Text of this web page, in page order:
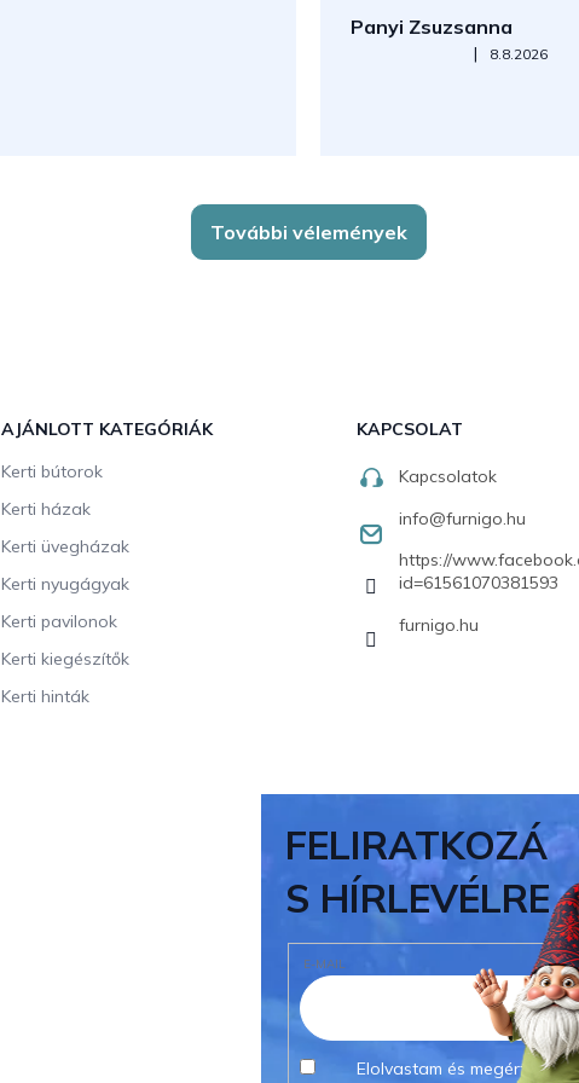
Panyi Zsuzsanna
Az áruház értékelése 5-ből
| 8.8.2026
További vélemények
AJÁNLOTT KATEGÓRIÁK
Kerti bútorok
Kerti házak
Kerti üvegházak
Kerti nyugágyak
Kerti pavilonok
Kerti kiegészítők
Kerti hinták
KAPCSOLAT
Kapcsolatok
info@furnigo.hu
https://
id=61561070381593
furnigo.hu
FELIRATKOZÁ
S HÍRLEVÉLRE
E-MAIL
Elolvastam és